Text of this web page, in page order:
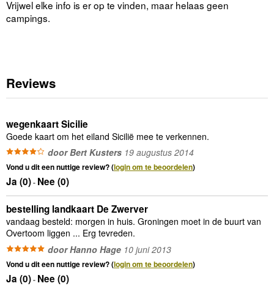
Vrijwel elke info is er op te vinden, maar helaas geen
campings.
Reviews
wegenkaart Sicilie
Goede kaart om het eiland Sicilië mee te verkennen.
door Bert Kusters 19 augustus 2014
Vond u dit een nuttige review? (login om te beoordelen)
Ja (0)- Nee (0)
bestelling landkaart De Zwerver
vandaag besteld: morgen in huis. Groningen moet in de buurt van
Overtoom liggen ... Erg tevreden.
door Hanno Hage 10 juni 2013
Vond u dit een nuttige review? (login om te beoordelen)
Ja (0)- Nee (0)